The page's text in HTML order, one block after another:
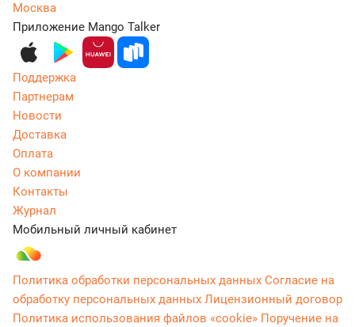
Москва
Приложение Mango Talker
Поддержка
Партнерам
Новости
Доставка
Оплата
О компании
Контакты
Журнал
Мобильный личный кабинет
Политика обработки персональных данных Согласие на
обработку персональных данных Лицензионный договор
Политика использования файлов «cookie» Поручение на